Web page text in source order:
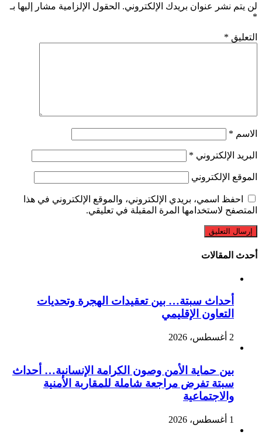
لن يتم نشر عنوان بريدك الإلكتروني. الحقول الإلزامية مشار إليها بـ
*
التعليق *
الاسم *
البريد الإلكتروني *
الموقع الإلكتروني
احفظ اسمي، بريدي الإلكتروني، والموقع الإلكتروني في هذا
المتصفح لاستخدامها المرة المقبلة في تعليقي.
أحدث المقالات
أحداث سبتة… بين تعقيدات الهجرة وتحديات
التعاون الإقليمي
2 أغسطس، 2026
بين حماية الأمن وصون الكرامة الإنسانية… أحداث
سبتة تفرض مراجعة شاملة للمقاربة الأمنية
والاجتماعية
1 أغسطس، 2026